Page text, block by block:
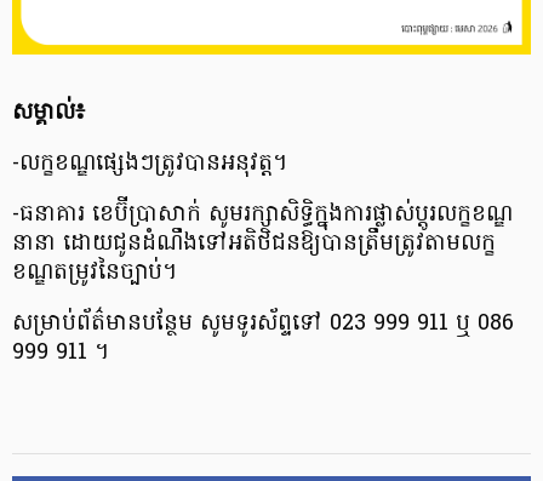
សម្គាល់៖
-លក្ខខណ្ឌផ្សេងៗត្រូវបានអនុវត្ត។
-ធនាគារ ខេប៊ីប្រាសាក់ សូមរក្សាសិទ្ធិក្នុងការផ្លាស់ប្ដូរលក្ខខណ្ឌ
នានា ដោយជូនដំណឹងទៅអតិថិជនឱ្យបានត្រឹមត្រូវតាមលក្ខ
ខណ្ឌតម្រូវនៃច្បាប់។
សម្រាប់ព័ត៌មានបន្ថែម សូមទូរស័ព្ទទៅ 023 999 911 ឬ 086
999 911 ។